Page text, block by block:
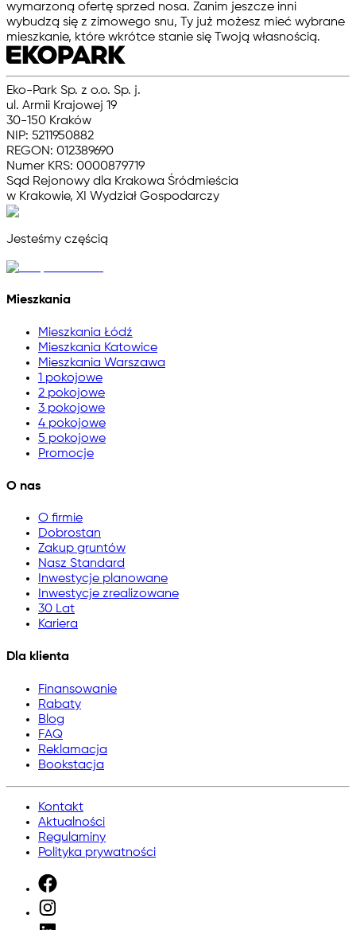
wymarzoną ofertę sprzed nosa. Zanim jeszcze inni
wybudzą się z zimowego snu, Ty już możesz mieć wybrane
mieszkanie, które wkrótce stanie się Twoją własnością.
Eko-Park Sp. z o.o. Sp. j.
ul. Armii Krajowej 19
30-150 Kraków
NIP: 5211950882
REGON: 012389690
Numer KRS: 0000879719
Sąd Rejonowy dla Krakowa Śródmieścia
w Krakowie, XI Wydział Gospodarczy
Jesteśmy częścią
Mieszkania
Mieszkania Łódź
Mieszkania Katowice
Mieszkania Warszawa
1 pokojowe
2 pokojowe
3 pokojowe
4 pokojowe
5 pokojowe
Promocje
O nas
O firmie
Dobrostan
Zakup gruntów
Nasz Standard
Inwestycje planowane
Inwestycje zrealizowane
30 Lat
Kariera
Dla klienta
Finansowanie
Rabaty
Blog
FAQ
Reklamacja
Bookstacja
Kontakt
Aktualności
Regulaminy
Polityka prywatności